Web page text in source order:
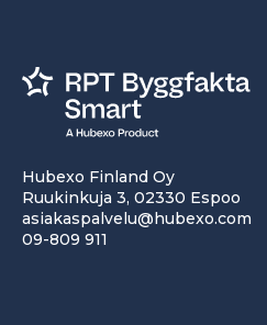
Hubexo Finland Oy
Ruukinkuja 3, 02330 Espoo
asiakaspalvelu@hubexo.com
09-809 911